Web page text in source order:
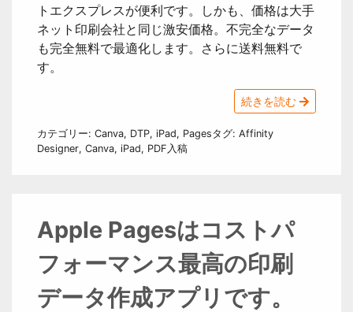
トエクスプレスが便利です。しかも、価格は大手
ネット印刷会社と同じ激安価格。不完全なデータ
も完全無料で最適化します。さらに送料無料で
す。
続きを読む
カテゴリー: Canva, DTP, iPad, Pagesタグ: Affinity
Designer, Canva, iPad, PDF入稿
Apple Pagesはコストパ
フォーマンス最高の印刷
データ作成アプリです。